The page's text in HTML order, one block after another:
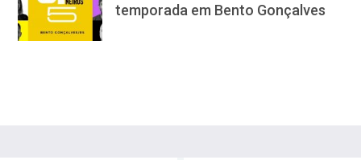
temporada em Bento Gonçalves